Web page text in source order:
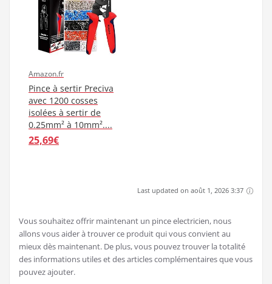
Amazon.fr
Pince à sertir Preciva
avec 1200 cosses
isolées à sertir de
0.25mm² à 10mm²....
25,69€
Last updated on août 1, 2026 3:37
Vous souhaitez offrir maintenant un pince electricien, nous
allons vous aider à trouver ce produit qui vous convient au
mieux dès maintenant. De plus, vous pouvez trouver la totalité
des informations utiles et des articles complémentaires que vous
pouvez ajouter.